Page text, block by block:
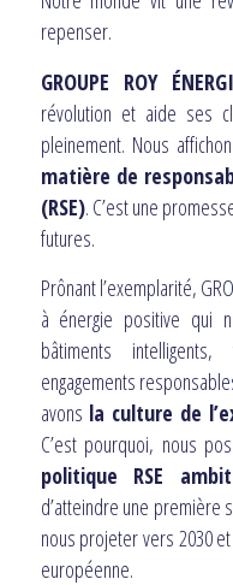
repenser.
GROUPE ROY
révolution et aide ses
pleinement. Nous
matière de
(RSE). C’est une
futures.
Prônant l’exemplarité,
à énergie positive qui
bâtiments
engagements
avons la culture de
C’est pourquoi, nous
politique RSE
d’atteindre une première
nous projeter vers 2030
européenne.